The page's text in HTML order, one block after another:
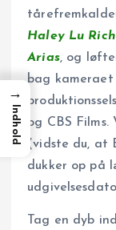
Haley Lu
Arias, og
bag
og CBS
(vidste du, at
dukker op på
Tag en dyb
→
Indhold